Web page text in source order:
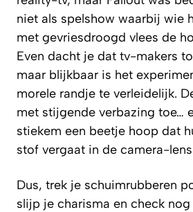
niet als spelshow waarbij wie
met gevriesdroogd vlees de
Even dacht je dat tv-makers
maar blijkbaar is het
morele randje te verleidelijk.
met stijgende verbazing toe…
stiekem een beetje hoop dat
stof vergaat in de camera-
Dus, trek je schuimrubberen
slijp je charisma en check